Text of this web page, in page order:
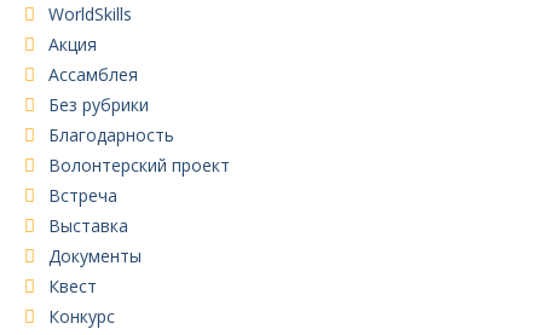
WorldSkills
Акция
Ассамблея
Без рубрики
Благодарность
Волонтерский проект
Встреча
Выставка
Документы
Квест
Конкурс